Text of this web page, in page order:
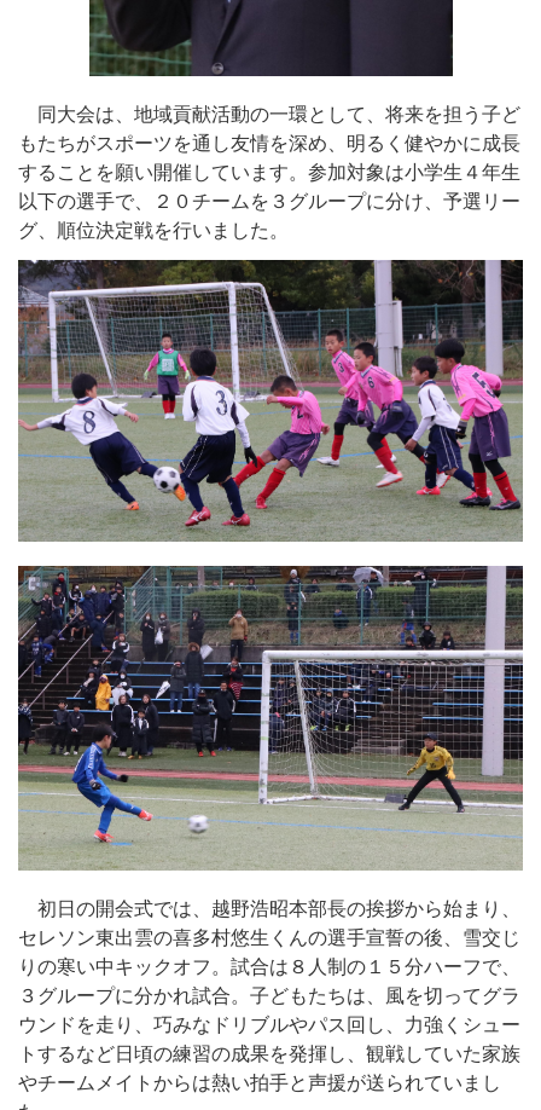
同大会は、地域貢献活動の一環として、将来を担う子ど
もたちがスポーツを通し友情を深め、明るく健やかに成長
することを願い開催しています。参加対象は小学生４年生
以下の選手で、２０チームを３グループに分け、予選リー
グ、順位決定戦を行いました。
初日の開会式では、越野浩昭本部長の挨拶から始まり、
セレソン東出雲の喜多村悠生くんの選手宣誓の後、雪交じ
りの寒い中キックオフ。試合は８人制の１５分ハーフで、
３グループに分かれ試合。子どもたちは、風を切ってグラ
ウンドを走り、巧みなドリブルやパス回し、力強くシュー
トするなど日頃の練習の成果を発揮し、観戦していた家族
やチームメイトからは熱い拍手と声援が送られていまし